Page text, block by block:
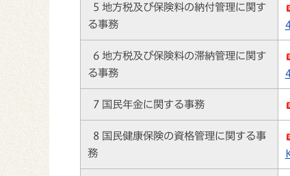
5 地方税及び保険料の納付管理に関す
る事務
6 地方税及び保険料の滞納管理に関す
る事務
7 国民年金に関する事務
8 国民健康保険の資格管理に関する事
務